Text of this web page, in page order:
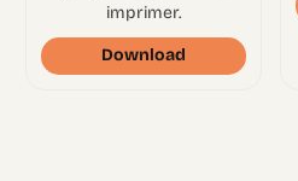
imprimer.
Download